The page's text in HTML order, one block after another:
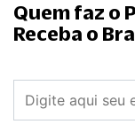
Quem faz o
Receba o